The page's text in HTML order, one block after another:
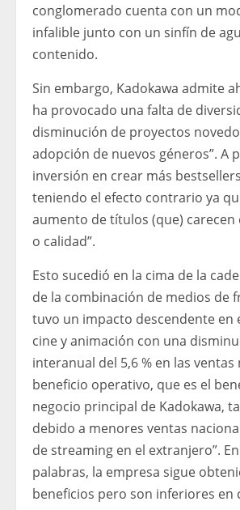
conglomerado cuenta con un
infalible junto con un sinfín de
contenido.
Sin embargo, Kadokawa admite
ha provocado una falta de
disminución de proyectos
adopción de nuevos géneros”. A
inversión en crear más
teniendo el efecto contrario ya
aumento de títulos (que)
o calidad”.
Esto sucedió en la cima de la
de la combinación de medios de
tuvo un impacto descendente en
cine y animación con una
interanual del 5,6 % en las ventas
beneficio operativo, que es el
negocio principal de Kadokawa,
debido a menores ventas
de streaming en el extranjero”.
palabras, la empresa sigue
beneficios pero son inferiores en